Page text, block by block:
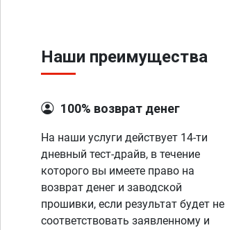
Наши преимущества
100% возврат денег
На наши услуги действует 14-ти
дневный тест-драйв, в течение
которого вы имеете право на
возврат денег и заводской
прошивки, если результат будет не
соответствовать заявленному и